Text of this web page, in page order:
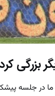
بزرگی
در جلسه